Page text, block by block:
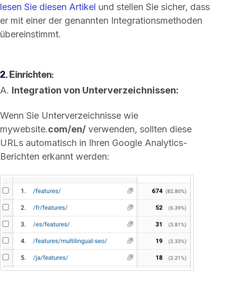
lesen Sie diesen Artikel und stellen Sie sicher, dass
er mit einer der genannten Integrationsmethoden
übereinstimmt.
2. Einrichten:
A. Integration von Unterverzeichnissen:
Wenn Sie Unterverzeichnisse wie
mywebsite.com/en/ verwenden, sollten diese
URLs automatisch in Ihren Google Analytics-
Berichten erkannt werden: